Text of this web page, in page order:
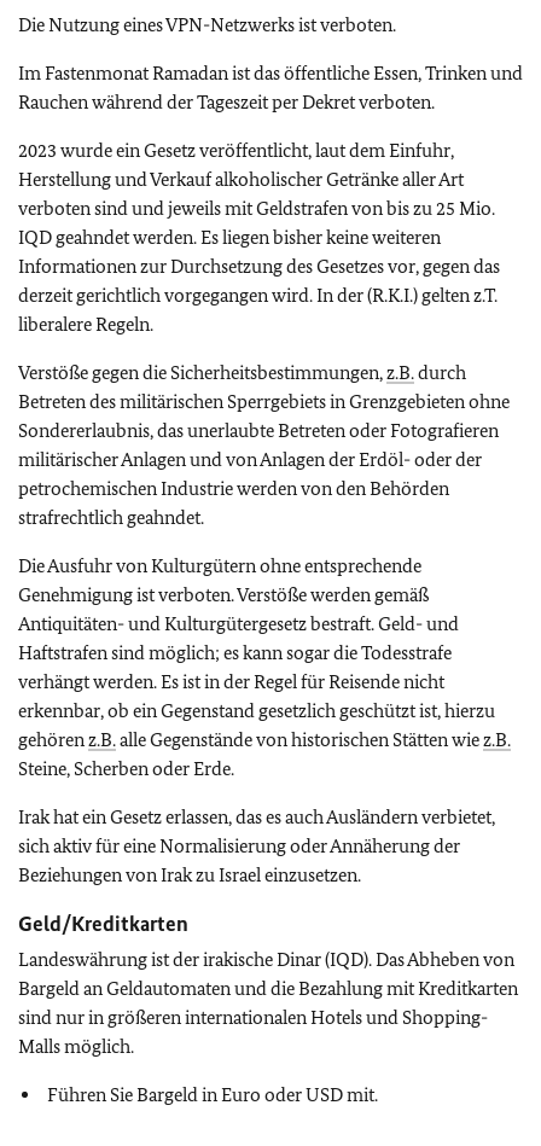
Die Nutzung eines VPN-Netzwerks ist verboten.
Im Fastenmonat Ramadan ist das öffentliche Essen, Trinken und
Rauchen während der Tageszeit per Dekret verboten.
2023 wurde ein Gesetz veröffentlicht, laut dem Einfuhr,
Herstellung und Verkauf alkoholischer Getränke aller Art
verboten sind und jeweils mit Geldstrafen von bis zu 25 Mio.
IQD geahndet werden. Es liegen bisher keine weiteren
Informationen zur Durchsetzung des Gesetzes vor, gegen das
derzeit gerichtlich vorgegangen wird. In der (R.K.I.) gelten z.T.
liberalere Regeln.
Verstöße gegen die Sicherheitsbestimmungen,z.B.durch
Betreten des militärischen Sperrgebiets in Grenzgebieten ohne
Sondererlaubnis, das unerlaubte Betreten oder Fotografieren
militärischer Anlagen und von Anlagen der Erdöl- oder der
petrochemischen Industrie werden von den Behörden
strafrechtlich geahndet.
Die Ausfuhr von Kulturgütern ohne entsprechende
Genehmigung ist verboten. Verstöße werden gemäß
Antiquitäten- und Kulturgütergesetz bestraft. Geld- und
Haftstrafen sind möglich; es kann sogar die Todesstrafe
verhängt werden. Es ist in der Regel für Reisende nicht
erkennbar, ob ein Gegenstand gesetzlich geschützt ist, hierzu
gehörenz.B.alle Gegenstände von historischen Stätten wiez.B.
Steine, Scherben oder Erde.
Irak hat ein Gesetz erlassen, das es auch Ausländern verbietet,
sich aktiv für eine Normalisierung oder Annäherung der
Beziehungen von Irak zu Israel einzusetzen.
Geld/Kreditkarten
Landeswährung ist der irakische Dinar (IQD). Das Abheben von
Bargeld an Geldautomaten und die Bezahlung mit Kreditkarten
sind nur in größeren internationalen Hotels und Shopping-
Malls möglich.
Führen Sie Bargeld in Euro oder USD mit.